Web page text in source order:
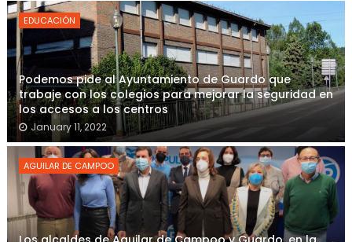
EDUCACIÓN
Podemos pide al Ayuntamiento de Guardo que
trabaje con los colegios para mejorar la seguridad en
los accesos a los centros
January 11, 2022
AGUILAR DE CAMPOO